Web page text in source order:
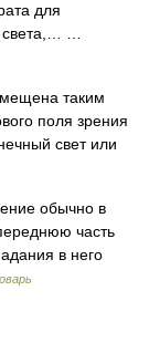
для
света,… …
таким
поля зрения
свет или
обычно в
часть
в него